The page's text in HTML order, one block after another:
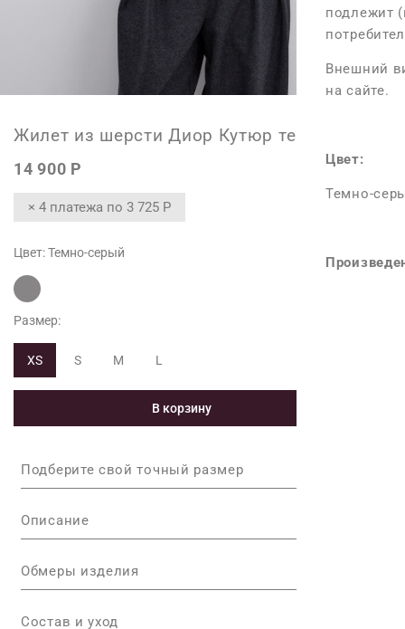
Жилет из шерсти Диор Кутюр темно-серый
14 900 Р
× 4 платежа по 3 725 Р
В корзину
Цвет:Темно-серый
Размер:
XS S M L
Подберите свой точный размер
Описание
Обмеры изделия
Состав и уход
Параметры
подлежит
Внешний
на сайте.
Цвет:
Темно-